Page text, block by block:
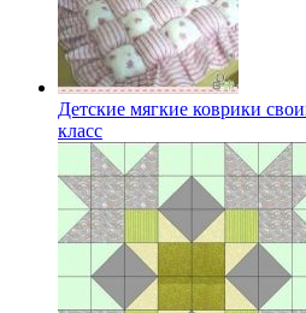
Детские мягкие коврики
класс